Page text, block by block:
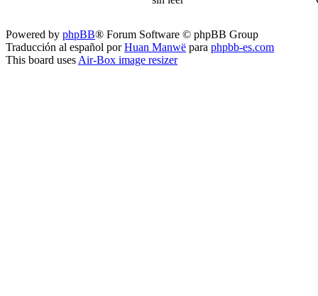
Powered by phpBB® Forum Software © phpBB Group
Traducción al español porHuan Manwë para phpbb-es.com
This board uses Air-Box image resizer